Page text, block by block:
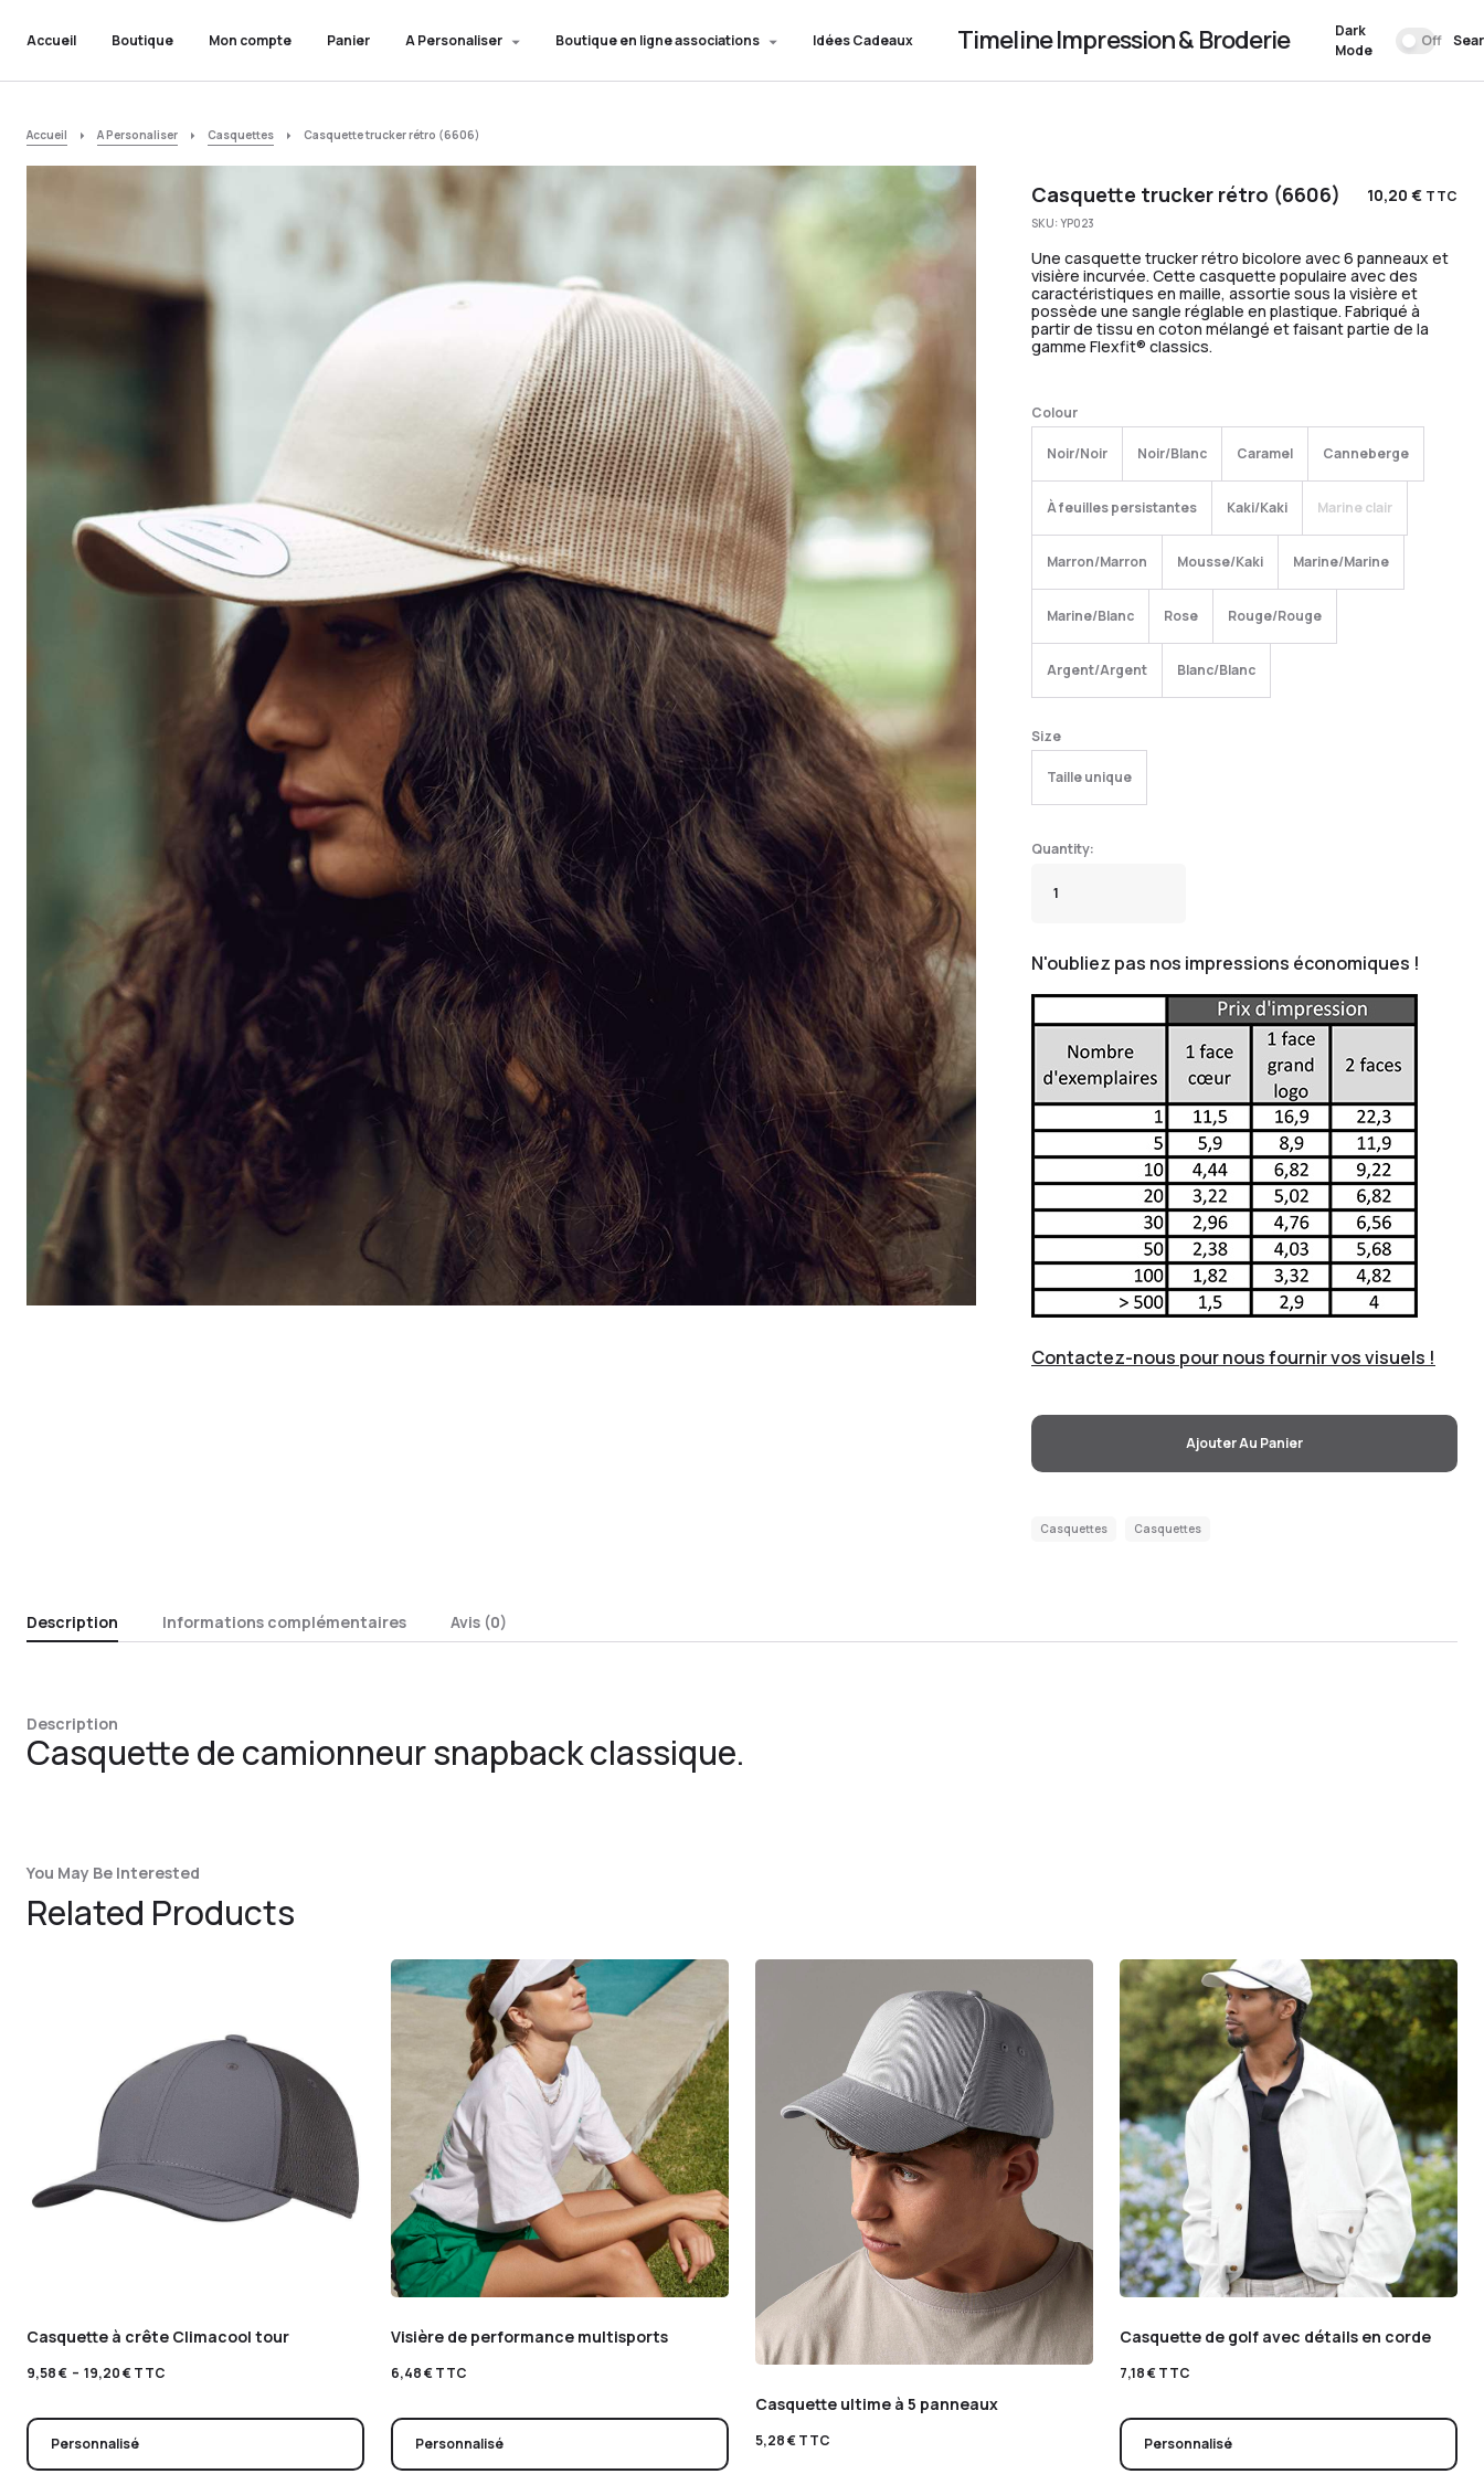
Accueil Boutique Mon compte Panier A Personaliser Boutique en ligne associations Idées Cadeaux Timeline Impression & Broderie
Dark
Mode
Off
Accueil A Personaliser Casquettes Casquette trucker rétro (6606)
Casquette trucker rétro (6606) 10,20 € TTC
SKU:YP023
Une casquette trucker rétro bicolore avec 6 panneaux et
visière incurvée. Cette casquette populaire avec des
caractéristiques en maille, assortie sous la visière et
possède une sangle réglable en plastique. Fabriqué à
partir de tissu en coton mélangé et faisant partie de la
gamme Flexfit® classics.
Colour
Noir/Noir Noir/Blanc Caramel Canneberge
À feuilles persistantes Kaki/Kaki Marine clair
Marron/Marron Mousse/Kaki Marine/Marine
Marine/Blanc Rose Rouge/Rouge
Argent/Argent Blanc/Blanc
Size
Taille unique
N'oubliez pas nos impressions économiques !
Contactez-nous pour nous fournir vos visuels !
Ajouter Au Panier
Casquettes Casquettes
Description Informations complémentaires Avis (0)
Description
Casquette de camionneur snapback classique.
You May Be Interested
Related Products
Casquette à crête Climacool tour
9,58€ – 19,20€TTC
Personnalisé
Visière de performance multisports
6,48€TTC
Personnalisé
Casquette ultime à 5 panneaux
5,28€TTC
Casquette de golf avec détails en corde
7,18€TTC
Personnalisé